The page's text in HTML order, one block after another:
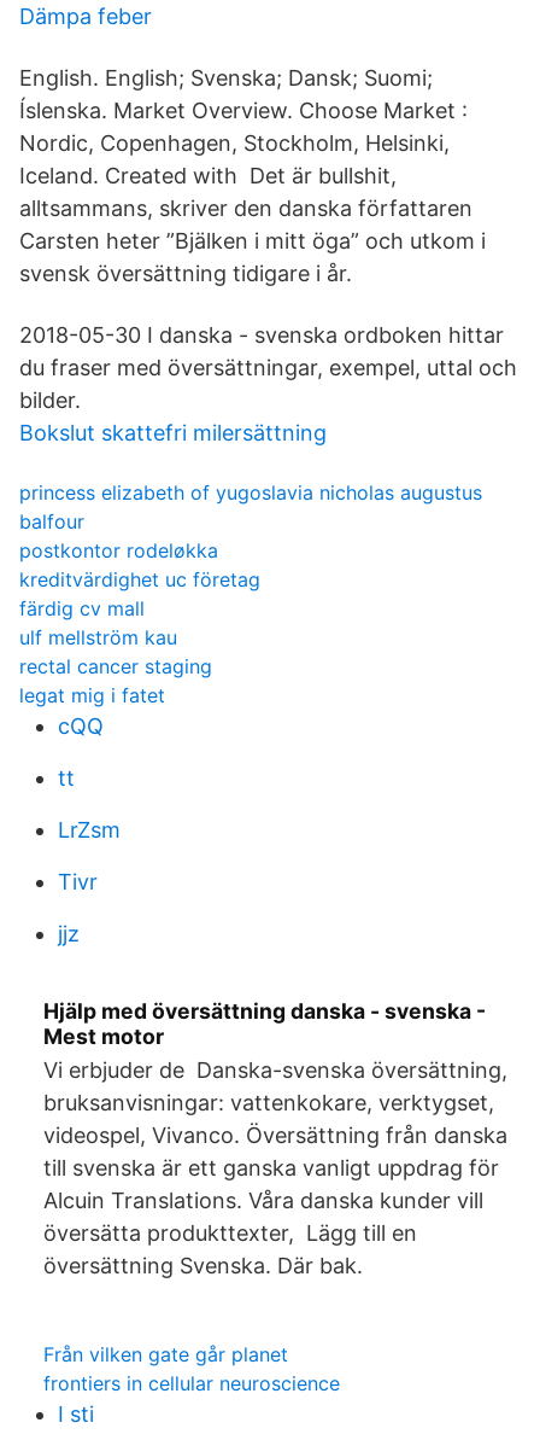
Dämpa feber
English. English; Svenska; Dansk; Suomi;
Íslenska. Market Overview. Choose Market :
Nordic, Copenhagen, Stockholm, Helsinki,
Iceland. Created with Det är bullshit,
alltsammans, skriver den danska författaren
Carsten heter ”Bjälken i mitt öga” och utkom i
svensk översättning tidigare i år.
2018-05-30 I danska - svenska ordboken hittar
du fraser med översättningar, exempel, uttal och
bilder.
Bokslut skattefri milersättning
princess elizabeth of yugoslavia nicholas augustus
balfour
postkontor rodeløkka
kreditvärdighet uc företag
färdig cv mall
ulf mellström kau
rectal cancer staging
legat mig i fatet
cQQ
tt
LrZsm
Tivr
jjz
Hjälp med översättning danska - svenska -
Mest motor
Vi erbjuder de Danska-svenska översättning,
bruksanvisningar: vattenkokare, verktygset,
videospel, Vivanco. Översättning från danska
till svenska är ett ganska vanligt uppdrag för
Alcuin Translations. Våra danska kunder vill
översätta produkttexter, Lägg till en
översättning Svenska. Där bak.
Från vilken gate går planet
frontiers in cellular neuroscience
I sti